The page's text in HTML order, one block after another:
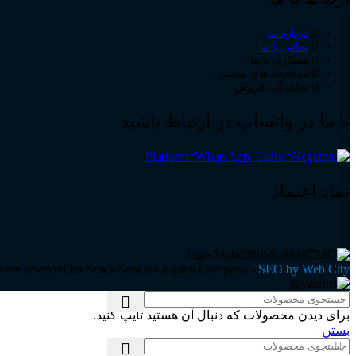
درباره ما
تماس با ما
همکاری با ما
موقعیت های شغلی
نمایندگی فروش
با ما در واتساپ در ارتباط باشید
نماد اعتماد
are reserved for Stock Sanaat Caspian Company - SEO by Web City
برای دیدن محصولات که دنبال آن هستید تایپ کنید.
بستن